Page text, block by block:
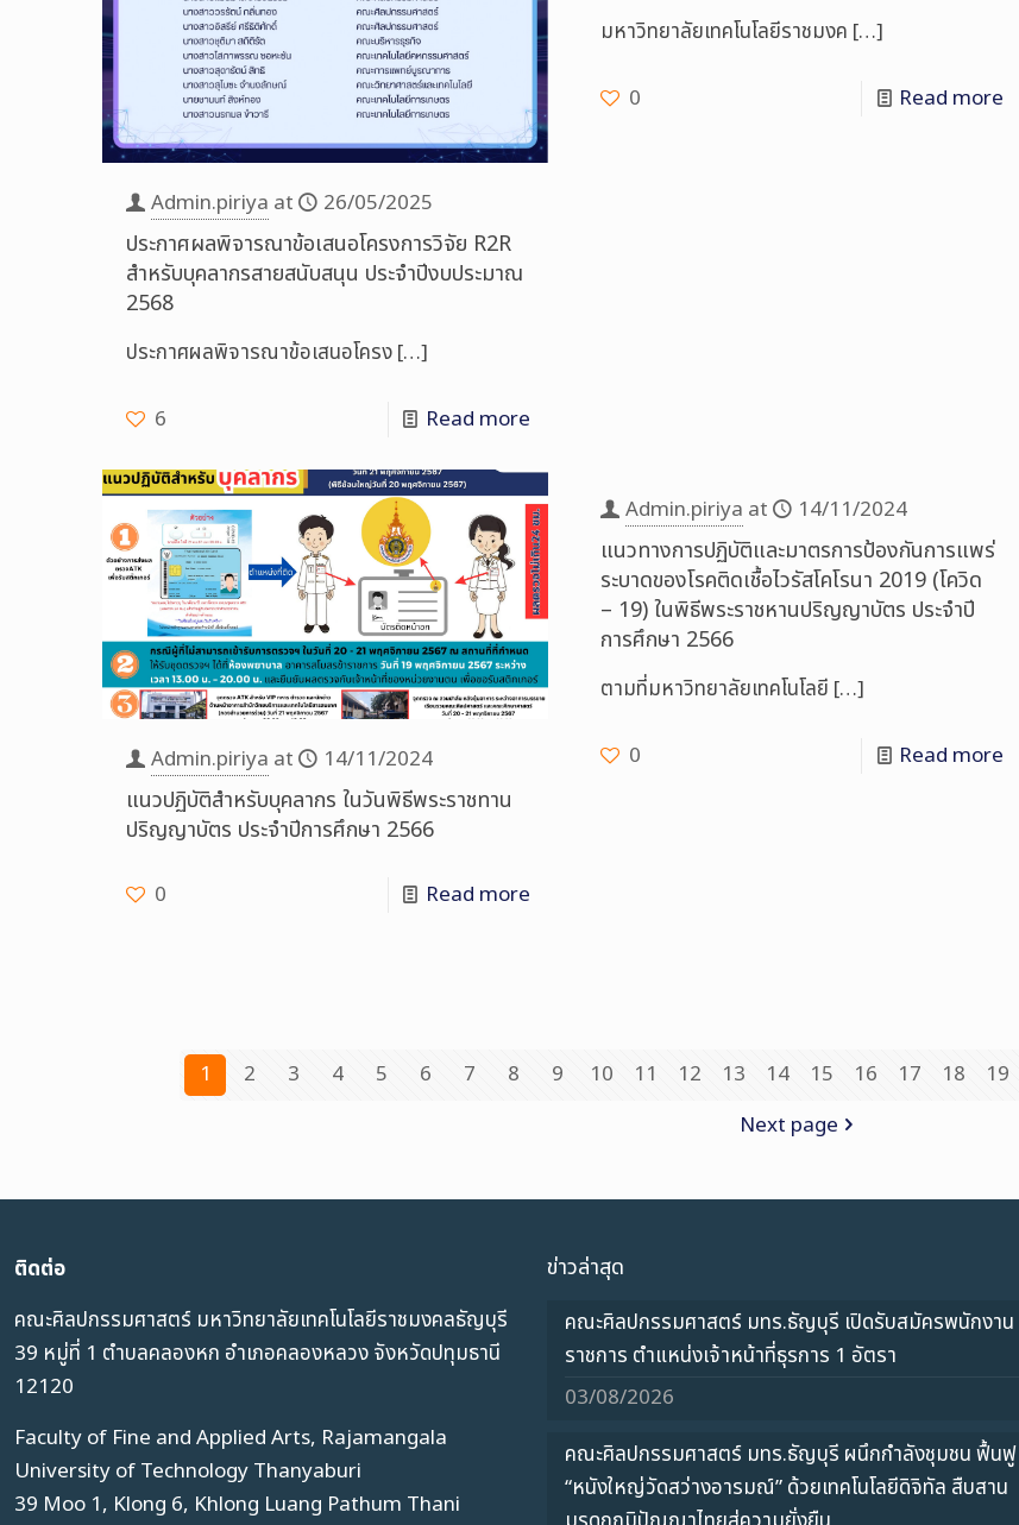
Admin.piriya at 26/05/2025
ประกาศผลพิจารณาข้อเสนอโครงการวิจัย R2R
สำหรับบุคลากรสายสนับสนุน ประจำปีงบประมาณ
2568
ประกาศผลพิจารณาข้อเสนอโครง[…]
6 Read more
มหาวิทยาลัยเทคโนโลยีราชมงค […]
0 Read more
Admin.piriya at 14/11/2024
แนวปฏิบัติสำหรับบุคลากร ในวันพิธีพระราชทาน
ปริญญาบัตร ประจำปีการศึกษา 2566
0 Read more
Admin.piriya at 14/11/2024
แนวทางการปฏิบัติและมาตรการป้องกันการแพร่
ระบาดของโรคติดเชื้อไวรัสโคโรนา 2019 (โควิด
– 19) ในพิธีพระราชหานปริญญาบัตร ประจำปี
การศึกษา 2566
ตามที่มหาวิทยาลัยเทคโนโลยี […]
0 Read more
1 2 3 4 5 6 7 8 9 10 11 12 13 14 15 16 17 18 19
Next page
ติดต่อ
คณะศิลปกรรมศาสตร์ มหาวิทยาลัยเทคโนโลยีราชมงคลธัญบุรี
39 หมู่ที่ 1 ตำบลคลองหก อำเภอคลองหลวง จังหวัดปทุมธานี
12120
Faculty of Fine and Applied Arts, Rajamangala
University of Technology Thanyaburi
39 Moo 1, Klong 6, Khlong Luang Pathum Thani
ข่าวล่าสุด
คณะศิลปกรรมศาสตร์ มทร.ธัญบุรี เปิดรับสมัครพนักงาน
ราชการ ตำแหน่งเจ้าหน้าที่ธุรการ 1 อัตรา
03/08/2026
คณะศิลปกรรมศาสตร์ มทร.ธัญบุรี ผนึกกำลังชุมชน ฟื้นฟู
“หนังใหญ่วัดสว่างอารมณ์” ด้วยเทคโนโลยีดิจิทัล สืบสาน